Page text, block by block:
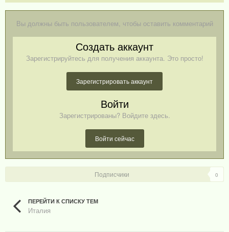
Вы должны быть пользователем, чтобы оставить комментарий
Создать аккаунт
Зарегистрируйтесь для получения аккаунта. Это просто!
Зарегистрировать аккаунт
Войти
Зарегистрированы? Войдите здесь.
Войти сейчас
Подписчики 0
ПЕРЕЙТИ К СПИСКУ ТЕМ
Италия